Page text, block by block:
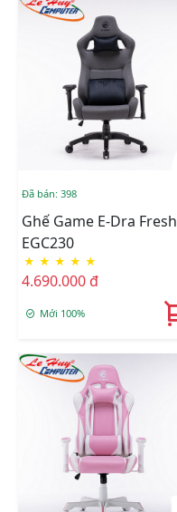
Đã bán: 398
Ghế Game E-Dra Fresh
EGC230
★ ★ ★ ★ ★
4.690.000 đ
Mới 100%